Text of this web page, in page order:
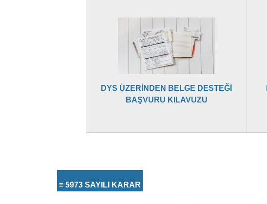
DYS ÜZERİNDEN BELGE DESTEĞİ
BAŞVURU KILAVUZU
≡ 5973 SAYILI KARAR